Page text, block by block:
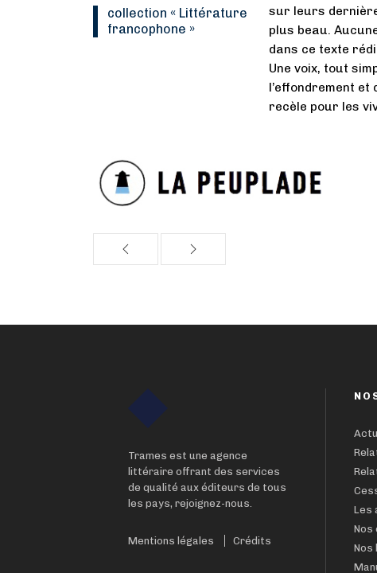
collection « Littérature
francophone »
sur leurs
plus beau.
dans ce texte
Une voix, tout
l’effondrement et
recèle pour les
Trames est une agence
littéraire offrant des services
de qualité aux éditeurs de tous
les pays, rejoignez-nous.
Mentions légales Crédits
Les
Nos
Nos